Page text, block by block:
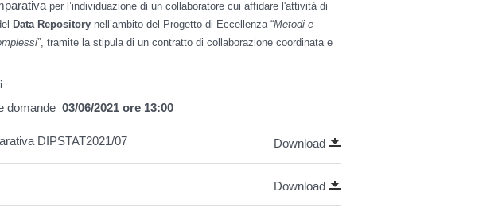
per l’individuazione di un collaboratore cui affidare l'attività di
Data Repository nell’ambito del Progetto di Eccellenza “Metodi e
” , tramite la stipula di un contratto di collaborazione coordinata e
domande03/06/2021 ore 13:00
DIPSTAT2021/07 Download
Download